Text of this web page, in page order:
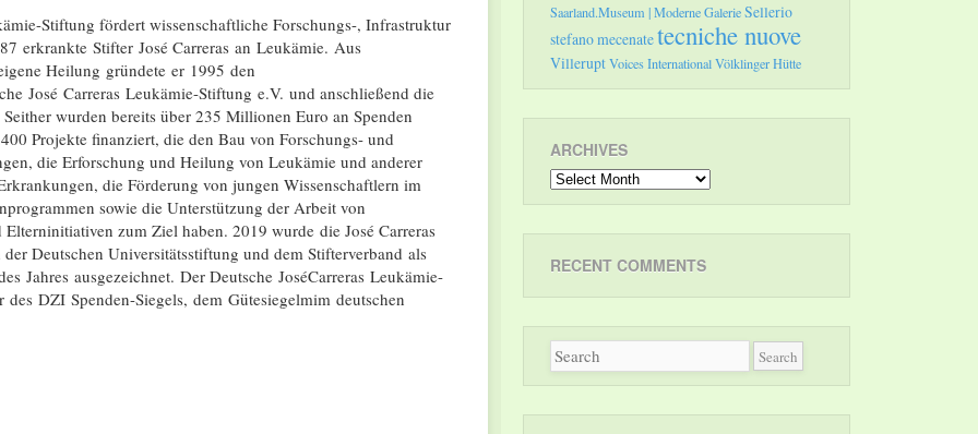
Stiftung fördert wissenschaftliche Forschungs-, Infrastruktur
erkrankte Stifter José Carreras an Leukämie. Aus
Heilung gründete er 1995 den
José Carreras Leukämie-Stiftung e.V. und anschließend die
wurden bereits über 235 Millionen Euro an Spenden
Projekte finanziert, die den Bau von Forschungs- und
die Erforschung und Heilung von Leukämie und anderer
die Förderung von jungen Wissenschaftlern im
sowie die Unterstützung der Arbeit von
zum Ziel haben. 2019 wurde die José Carreras
Deutschen Universitätsstiftung und dem Stifterverband als
Jahres ausgezeichnet. Der Deutsche JoséCarreras Leukämie-
des DZI Spenden-Siegels, dem Gütesiegelmim deutschen
Saarland.Museum | Moderne GalerieSellerio
stefano mecenatetecniche nuove
VilleruptVoices InternationalVölklinger Hütte
ARCHIVES
Archives
RECENT COMMENTS